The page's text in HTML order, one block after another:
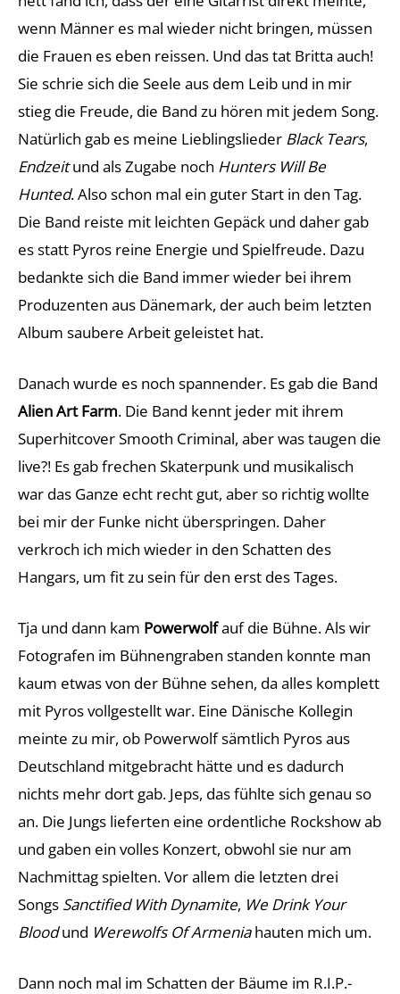
wenn Männer es mal wieder nicht bringen, müssen
die Frauen es eben reissen. Und das tat Britta auch!
Sie schrie sich die Seele aus dem Leib und in mir
stieg die Freude, die Band zu hören mit jedem Song.
Natürlich gab es meine Lieblingslieder Black Tears,
Endzeitund als Zugabe noch Hunters Will Be
Hunted. Also schon mal ein guter Start in den Tag.
Die Band reiste mit leichten Gepäck und daher gab
es statt Pyros reine Energie und Spielfreude. Dazu
bedankte sich die Band immer wieder bei ihrem
Produzenten aus Dänemark, der auch beim letzten
Album saubere Arbeit geleistet hat.
Danach wurde es noch spannender. Es gab die Band
Alien Art Farm. Die Band kennt jeder mit ihrem
Superhitcover Smooth Criminal, aber was taugen die
live?! Es gab frechen Skaterpunk und musikalisch
war das Ganze echt recht gut, aber so richtig wollte
bei mir der Funke nicht überspringen. Daher
verkroch ich mich wieder in den Schatten des
Hangars, um fit zu sein für den erst des Tages.
Tja und dann kam Powerwolfauf die Bühne. Als wir
Fotografen im Bühnengraben standen konnte man
kaum etwas von der Bühne sehen, da alles komplett
mit Pyros vollgestellt war. Eine Dänische Kollegin
meinte zu mir, ob Powerwolf sämtlich Pyros aus
Deutschland mitgebracht hätte und es dadurch
nichts mehr dort gab. Jeps, das fühlte sich genau so
an. Die Jungs lieferten eine ordentliche Rockshow ab
und gaben ein volles Konzert, obwohl sie nur am
Nachmittag spielten. Vor allem die letzten drei
Songs Sanctified With Dynamite, We Drink Your
Bloodund Werewolfs Of Armeniahauten mich um.
Dann noch mal im Schatten der Bäume im R.I.P.-